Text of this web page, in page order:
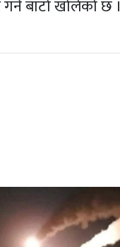
बाटो खोलेको छ ।